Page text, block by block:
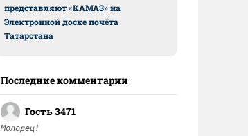
представляют «КАМАЗ» на
Электронной доске почёта
Татарстана
Последние комментарии
Гость 3471
Молодец!